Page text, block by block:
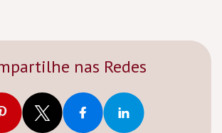
nas Redes